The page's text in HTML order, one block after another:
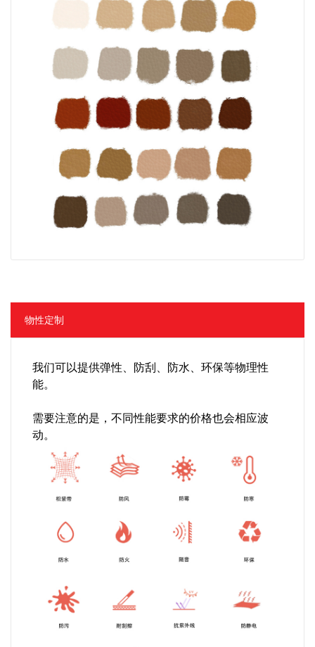
物性定制
我们可以提供弹性、防刮、防水、环保等物理性
能。
需要注意的是，不同性能要求的价格也会相应波
动。